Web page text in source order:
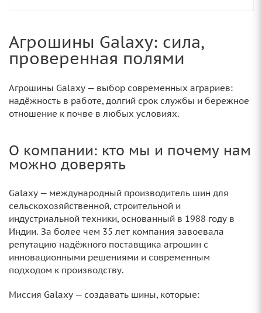
Агрошины Galaxy: сила,
проверенная полями
Агрошины Galaxy — выбор современных аграриев:
надёжность в работе, долгий срок службы и бережное
отношение к почве в любых условиях.
О компании: кто мы и почему нам
можно доверять
Galaxy — международный производитель шин для
сельскохозяйственной, строительной и
индустриальной техники, основанный в 1988 году в
Индии. За более чем 35 лет компания завоевала
репутацию надёжного поставщика агрошин с
инновационными решениями и современным
подходом к производству.
Миссия Galaxy — создавать шины, которые: